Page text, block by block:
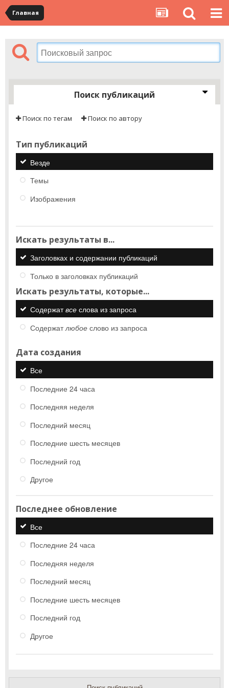
Главная
Поиск публикаций
Поиск по тегам Поиск по автору
Тип публикаций
Везде
Темы
Изображения
Искать результаты в...
Заголовках и содержании публикаций
Только в заголовках публикаций
Искать результаты, которые...
Содержатвсе слова из запроса
Содержатлюбое слово из запроса
Дата создания
Все
Последние 24 часа
Последняя неделя
Последний месяц
Последние шесть месяцев
Последний год
Другое
Последнее обновление
Все
Последние 24 часа
Последняя неделя
Последний месяц
Последние шесть месяцев
Последний год
Другое